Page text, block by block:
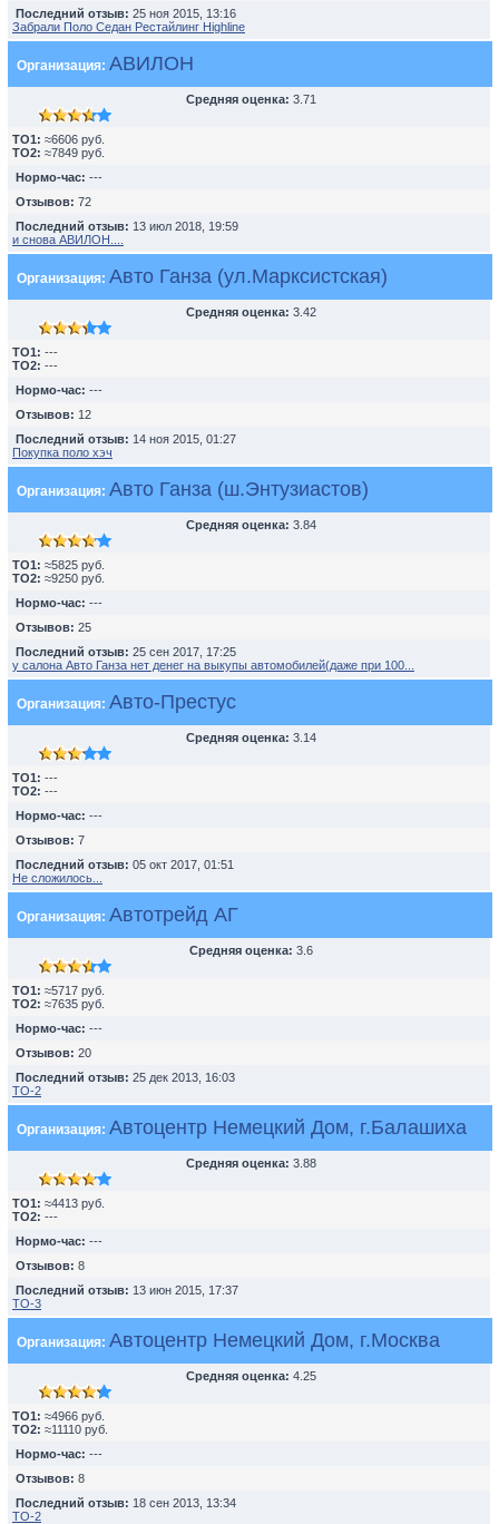
Последний отзыв: 25 ноя 2015, 13:16
Забрали Поло Седан Рестайлинг Highline
Организация: АВИЛОН
Средняя оценка: 3.71
TO1: ≈6606 руб.
TO2: ≈7849 руб.
Нормо-час: ---
Отзывов: 72
Последний отзыв: 13 июл 2018, 19:59
и снова АВИЛОН....
Организация: Авто Ганза (ул.Марксистская)
Средняя оценка: 3.42
TO1: ---
TO2: ---
Нормо-час: ---
Отзывов: 12
Последний отзыв: 14 ноя 2015, 01:27
Покупка поло хэч
Организация: Авто Ганза (ш.Энтузиастов)
Средняя оценка: 3.84
TO1: ≈5825 руб.
TO2: ≈9250 руб.
Нормо-час: ---
Отзывов: 25
Последний отзыв: 25 сен 2017, 17:25
у салона Авто Ганза нет денег на выкупы автомобилей(даже при 100...
Организация: Авто-Престус
Средняя оценка: 3.14
TO1: ---
TO2: ---
Нормо-час: ---
Отзывов: 7
Последний отзыв: 05 окт 2017, 01:51
Не сложилось...
Организация: Автотрейд АГ
Средняя оценка: 3.6
TO1: ≈5717 руб.
TO2: ≈7635 руб.
Нормо-час: ---
Отзывов: 20
Последний отзыв: 25 дек 2013, 16:03
ТО-2
Организация: Автоцентр Немецкий Дом, г.Балашиха
Средняя оценка: 3.88
TO1: ≈4413 руб.
TO2: ---
Нормо-час: ---
Отзывов: 8
Последний отзыв: 13 июн 2015, 17:37
ТО-3
Организация: Автоцентр Немецкий Дом, г.Москва
Средняя оценка: 4.25
TO1: ≈4966 руб.
TO2: ≈11110 руб.
Нормо-час: ---
Отзывов: 8
Последний отзыв: 18 сен 2013, 13:34
TO-2